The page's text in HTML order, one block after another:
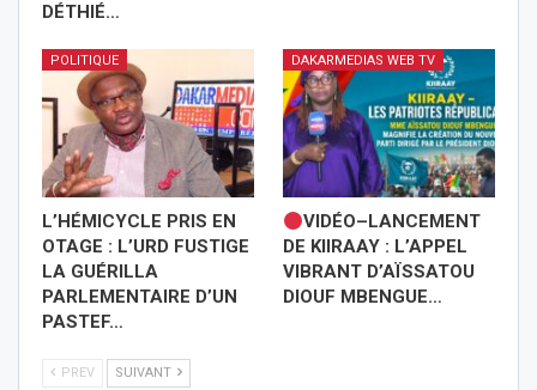
DÉTHIÉ…
POLITIQUE
L’HÉMICYCLE PRIS EN
OTAGE : L’URD FUSTIGE
LA GUÉRILLA
PARLEMENTAIRE D’UN
PASTEF…
DAKARMEDIAS WEB TV
VIDÉO–LANCEMENT
DE KIIRAAY : L’APPEL
VIBRANT D’AÏSSATOU
DIOUF MBENGUE…
PREV SUIVANT